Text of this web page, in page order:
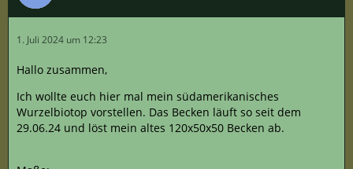
1. Juli 2024 um 12:23
Hallo zusammen,
Ich wollte euch hier mal mein südamerikanisches
Wurzelbiotop vorstellen. Das Becken läuft so seit dem
29.06.24 und löst mein altes 120x50x50 Becken ab.